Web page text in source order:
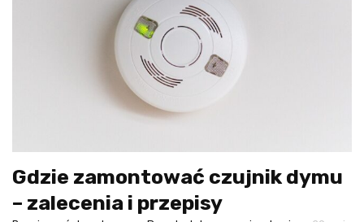
Gdzie zamontować czujnik dymu
– zalecenia i przepisy